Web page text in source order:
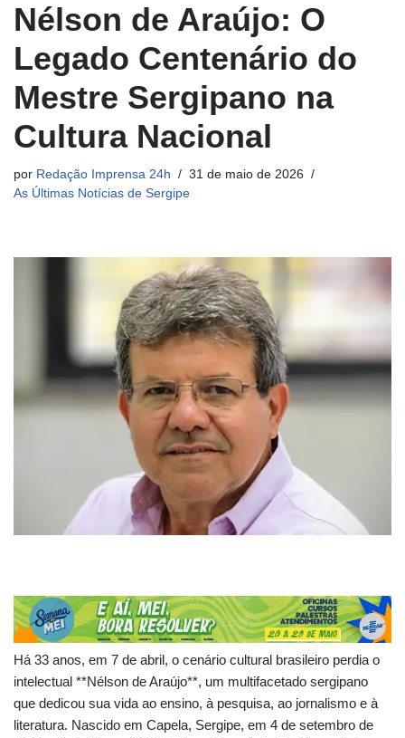
Nélson de Araújo: O
Legado Centenário do
Mestre Sergipano na
Cultura Nacional
por Redação Imprensa 24h
31 de maio de 2026
As Últimas Notícias de Sergipe
Há 33 anos, em 7 de abril, o cenário cultural brasileiro perdia o
intelectual **Nélson de Araújo**, um multifacetado sergipano
que dedicou sua vida ao ensino, à pesquisa, ao jornalismo e à
literatura. Nascido em Capela, Sergipe, em 4 de setembro de